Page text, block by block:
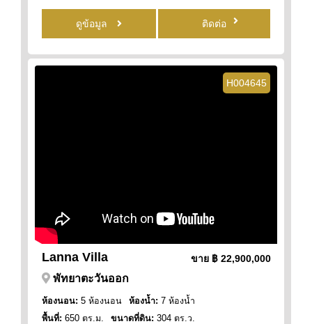
ดูข้อมูล ติดต่อ
H004645
Lanna Villa ขาย ฿ 22,900,000
พัทยาตะวันออก
ห้องนอน: 5 ห้องนอน ห้องน้ำ: 7 ห้องน้ำ
พื้นที่: 650 ตร.ม. ขนาดที่ดิน: 304 ตร.ว.